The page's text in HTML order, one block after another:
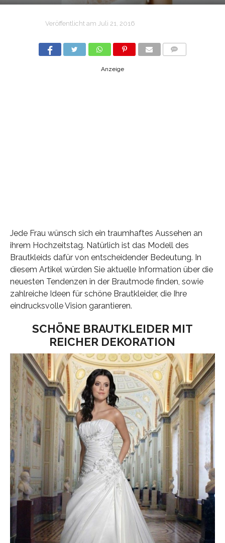
Veröffentlicht am Juli 21, 2016
Anzeige
Jede Frau wünsch sich ein traumhaftes Aussehen an
ihrem Hochzeitstag. Natürlich ist das Modell des
Brautkleids dafür von entscheidender Bedeutung. In
diesem Artikel würden Sie aktuelle Information über die
neuesten Tendenzen in der Brautmode finden, sowie
zahlreiche Ideen für schöne Brautkleider, die Ihre
eindrucksvolle Vision garantieren.
SCHÖNE BRAUTKLEIDER MIT
REICHER DEKORATION